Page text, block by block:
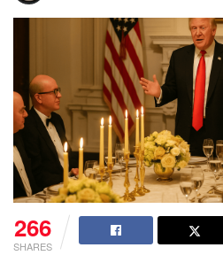
266
SHARES